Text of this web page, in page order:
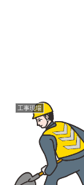
工事現場